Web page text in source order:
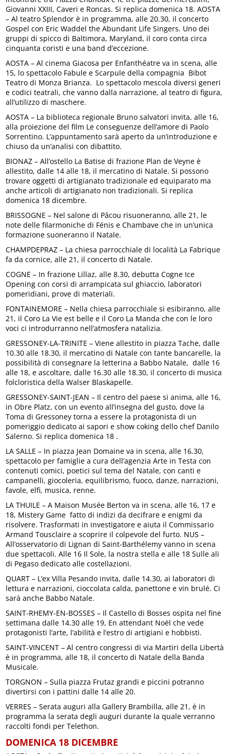
Giovanni XXIII, Caveri e Roncas. Si replica domenica 18. AOSTA
– Al teatro Splendor è in programma, alle 20.30, il concerto
Gospel con Eric Waddel the Abundant Life Singers. Uno dei
gruppi di spicco di Baltimora, Maryland, il coro conta circa
cinquanta coristi e una band d’eccezione.
AOSTA – Al cinema Giacosa per Enfanthéatre va in scena, alle
15, lo spettacolo Fabule e Scarpule della compagnia Bibot
Teatro di Monza Brianza. Lo spettacolo mescola diversi generi
e codici teatrali, che vanno dalla narrazione, al teatro di figura,
all’utilizzo di maschere.
AOSTA – La biblioteca regionale Bruno salvatori invita, alle 16,
alla proiezione del film Le conseguenze dell’amore di Paolo
Sorrentino. L’appuntamento sarà aperto da un’introduzione e
chiuso da un’analisi con dibattito.
BIONAZ – All’ostello La Batise di frazione Plan de Veyne è
allestito, dalle 14 alle 18, il mercatino di Natale. Si possono
trovare oggetti di artigianato tradizionale ed equiparato ma
anche articoli di artigianato non tradizionali. Si replica
domenica 18 dicembre.
BRISSOGNE – Nel salone di Pâcou risuoneranno, alle 21, le
note delle filarmoniche di Fénis e Chambave che in un’unica
formazione suoneranno il Natale.
CHAMPDEPRAZ – La chiesa parrocchiale di località La Fabrique
fa da cornice, alle 21, il concerto di Natale.
COGNE – In frazione Lillaz, alle 8.30, debutta Cogne Ice
Opening con corsi di arrampicata sul ghiaccio, laboratori
pomeridiani, prove di materiali.
FONTAINEMORE – Nella chiesa parrocchiale si esibiranno, alle
21, il Coro La Vie est belle e il Coro La Manda che con le loro
voci ci introdurranno nell’atmosfera natalizia.
GRESSONEY-LA-TRINITE – Viene allestito in piazza Tache, dalle
10.30 alle 18.30, il mercatino di Natale con tante bancarelle, la
possibilità di consegnare la letterina a Babbo Natale, dalle 16
alle 18, e ascoltare, dalle 16.30 alle 18.30, il concerto di musica
folcloristica della Walser Blaskapelle.
GRESSONEY-SAINT-JEAN – Il centro del paese si anima, alle 16,
in Obre Platz, con un evento all’insegna del gusto, dove la
Toma di Gressoney torna a essere la protagonista di un
pomeriggio dedicato ai sapori e show coking dello chef Danilo
Salerno. Si replica domenica 18 .
LA SALLE – In piazza Jean Domaine va in scena, alle 16.30,
spettacolo per famiglie a cura dell’agenzia Arte in Testa con
contenuti comici, poetici sul tema del Natale, con canti e
campanelli, giocoleria, equilibrismo, fuoco, danze, narrazioni,
favole, elfi, musica, renne.
LA THUILE – A Maison Musée Berton va in scena, alle 16, 17 e
18, Mistery Game fatto di indizi da decifrare e enigmi da
risolvere. Trasformati in investigatore e aiuta il Commissario
Armand Tousclaire a scoprire il colpevole del furto. NUS –
All’osservatorio di Lignan di Saint-Barthélemy vanno in scena
due spettacoli. Alle 16 Il Sole, la nostra stella e alle 18 Sulle ali
di Pegaso dedicato alle costellazioni.
QUART – L’ex Villa Pesando invita, dalle 14.30, ai laboratori di
lettura e narrazioni, cioccolata calda, panettone e vin brulé. Ci
sarà anche Babbo Natale.
SAINT-RHEMY-EN-BOSSES – Il Castello di Bosses ospita nel fine
settimana dalle 14.30 alle 19, En attendant Noël che vede
protagonisti l’arte, l’abilità e l’estro di artigiani e hobbisti.
SAINT-VINCENT – Al centro congressi di via Martiri della Libertà
è in programma, alle 18, il concerto di Natale della Banda
Musicale.
TORGNON – Sulla piazza Frutaz grandi e piccini potranno
divertirsi con i pattini dalle 14 alle 20.
VERRES – Serata auguri alla Gallery Brambilla, alle 21, è in
programma la serata degli auguri durante la quale verranno
raccolti fondi per Telethon.
DOMENICA 18 DICEMBRE